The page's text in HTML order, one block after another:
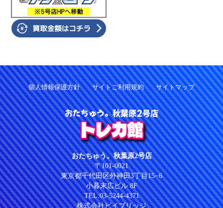
個人情報保護方針 サイトご利用規約 サイトマップ
おたちゅう。秋葉原2号店
トレカ館
おたちゅう。秋葉原2号店
〒101-0021
東京都千代田区外神田3丁目15−6
小暮末広ビル 8F
TEL:03-5244-4371
株式会社ビイブリッジ